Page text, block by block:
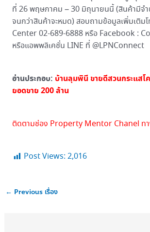
ที่ 26 พฤษภาคม – 30 มิถุนายนนี้ (สินค้ามีจ
จนกว่าสินค้าจะหมด) สอบถามข้อมูลเพิ่มเติม
Center 02-689-6888 หรือ Facebook :
หรือแอพพลิเคชั่น LINE ที่ @LPNConnect
อ่านประกอบ: บ้านลุมพินี ขายดีสวนกระแสโ
ยอดขาย 200 ล้าน
ติดตามช่อง Property Mentor Chanel ท
Post Views: 2,016
← Previous เรื่อง